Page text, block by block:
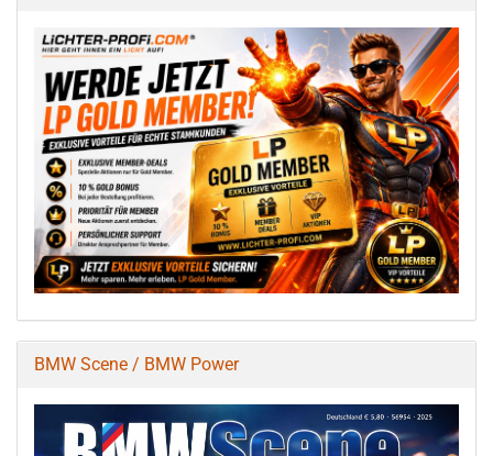
BMW Scene / BMW Power